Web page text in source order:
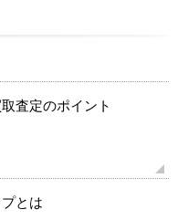
査定のポイント
とは